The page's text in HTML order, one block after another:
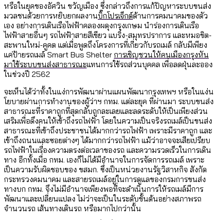
หรือในยุคของอัศวิน ขวัญเมือง ซึ่งกล่าวถึงการแก้ปัญหาระบบขนส่ง
มวลชนด้วยการหยิบยกผลงานบิ๊กโปรเจ็กต์ด้านการคมนาคมของตัว
เอง อย่างการเดินเรือไฟฟ้าคลองผดุงกรุงเกษม นำร่องการเดินเรือ
ไฟฟ้าสายอื่นๆ รถไฟฟ้าสายสีเขียว แบริ่ง-สมุทรปราการ และหมอชิต-
สะพานใหม่-คูคต แต่เมื่อพูดถึงโครงการที่เกี่ยวกับรถเมล์ กลับมีเพียง
แค่ป้ายรถเมล์ Smart Bus Shelter การเชิญชวนให้คนเมืองกรุงหัน
มาใช้ระบบขนส่งสาธารณะแทนการใช้รถส่วนบุคคล เพื่อลดฝุ่นละออง
ในช่วงปี 2562
จะเห็นได้ว่าทั้งในแง่การพัฒนาผ่านแผนพัฒนากรุงเทพฯ หรือในแง่น
โยบายผ่านการทำงานของผู้ว่าฯ กทม. แต่ละยุค ที่ผ่านมา ระบบขนส่ง
สาธารณะที่ราคาถูกที่สุดกลับถูกละเลยและลดระดับให้เป็นเพียงส่วน
เสริมเพื่อดึงคนให้เข้าถึงรถไฟฟ้า โดยในความเป็นจริงรถเมล์เป็นขนส่ง
สาธารณะที่เข้าถึงประชาชนได้มากกว่ารถไฟฟ้า เพราะมีราคาถูก และ
เข้าถึงถนนและซอยต่างๆ ได้มากกว่ารถไฟฟ้า แม้ว่าอาจจะเสียเปรียบ
รถไฟฟ้าในเรื่องความตรงต่อเวลาของรถ และความรวดเร็วในการเดิน
ทาง อีกทั้งเมื่อ กทม. เองก็ไม่ได้มีอำนาจในการจัดการรถเมล์ เพราะ
เป็นความรับผิดชอบของ ขสมก. ซึ่งเป็นหน่วยงานรัฐวิสาหกิจ สังกัด
กระทรวงคมนาคม และสายรถเมล์อยู่ในการดูแลของกรมการขนส่ง
ทางบก กทม. จึงไม่มีอำนาจเพียงพอที่จะดำเนินการให้รถเมล์มีการ
พัฒนาและเปลี่ยนแปลง ไม่ว่าจะเป็นในระดับขั้นต้นอย่างสภาพรถ
จำนวนรถ เส้นทางเดินรถ หรือมากไปกว่านั้น